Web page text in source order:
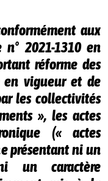
aux
n° 2021-1310 en
réforme des
en vigueur et de
les collectivités
», les actes
(« actes
présentant ni un
un caractère